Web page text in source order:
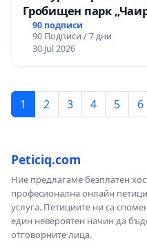
Гробищен парк
90 подписи
90 Подписи / 7 дни
30 Jul 2026
1 2 3 4 5 6
Peticiq.com
Ние предлагаме безплатен
професионална онлайн
услуга. Петициите ни са
един невероятен начин да
отговорните лица.